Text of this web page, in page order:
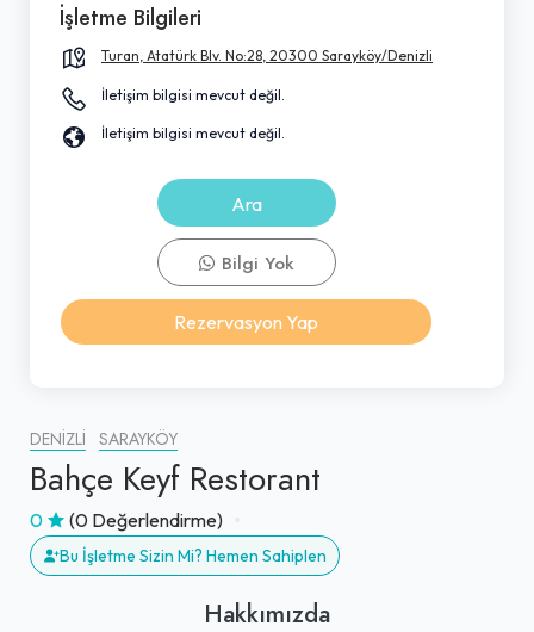
DENIZLI SARAYKÖY
Bahçe Keyf Restorant
0 (0 Değerlendirme)
Bu İşletme Sizin Mi? Hemen Sahiplen
Hakkımızda
İşletme Bilgileri
Turan, Atatürk Blv. No:28, 20300 Sarayköy/Denizli
İletişim bilgisi mevcut değil.
İletişim bilgisi mevcut değil.
Ara
Bilgi Yok
Rezervasyon Yap